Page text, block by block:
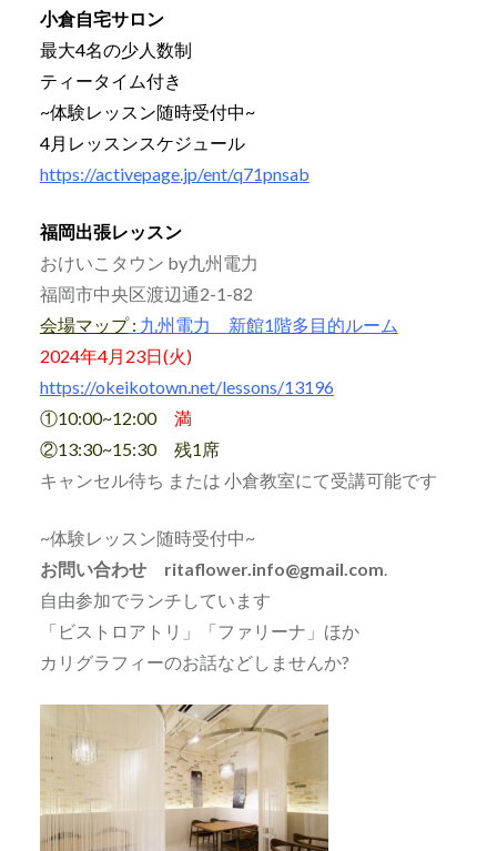
小倉自宅サロン
最大4名の少人数制
ティータイム付き
~体験レッスン随時受付中~
4月レッスンスケジュール
https://activepage.jp/ent/q71pnsab
福岡出張レッスン
おけいこタウン by九州電力
福岡市中央区渡辺通2-1-82
会場マップ: 九州電力 新館1階多目的ルーム
2024年4月23日(火)
https://okeikotown.net/lessons/13196
①10:00~12:00 満
②13:30~15:30 残1席
キャンセル待ち または 小倉教室にて受講可能です
~体験レッスン随時受付中~
お問い合わせ ritaflower.info@gmail.com.
自由参加でランチしています
「ビストロアトリ」「ファリーナ」ほか
カリグラフィーのお話などしませんか?